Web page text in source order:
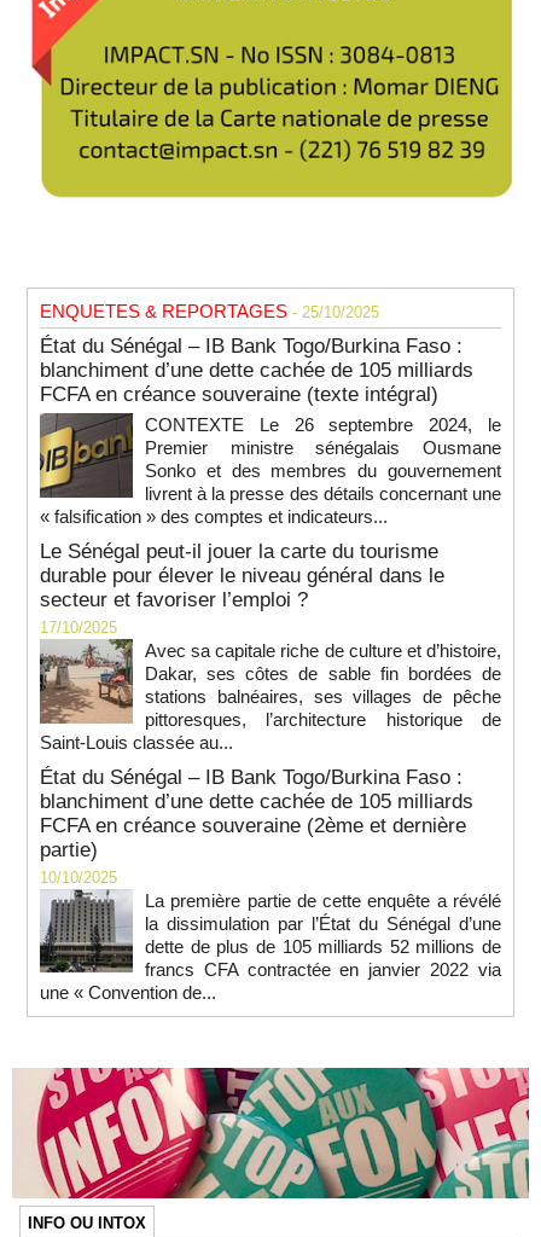
ENQUETES & REPORTAGES - 25/10/2025
État du Sénégal – IB Bank Togo/Burkina Faso :
blanchiment d’une dette cachée de 105 milliards
FCFA en créance souveraine (texte intégral)
CONTEXTE Le 26 septembre 2024, le
Premier ministre sénégalais Ousmane
Sonko et des membres du gouvernement
livrent à la presse des détails concernant une
« falsification » des comptes et indicateurs...
Le Sénégal peut-il jouer la carte du tourisme
durable pour élever le niveau général dans le
secteur et favoriser l’emploi ?
17/10/2025
Avec sa capitale riche de culture et d’histoire,
Dakar, ses côtes de sable fin bordées de
stations balnéaires, ses villages de pêche
pittoresques, l’architecture historique de
Saint-Louis classée au...
État du Sénégal – IB Bank Togo/Burkina Faso :
blanchiment d’une dette cachée de 105 milliards
FCFA en créance souveraine (2ème et dernière
partie)
10/10/2025
La première partie de cette enquête a révélé
la dissimulation par l’État du Sénégal d’une
dette de plus de 105 milliards 52 millions de
francs CFA contractée en janvier 2022 via
une « Convention de...
INFO OU INTOX